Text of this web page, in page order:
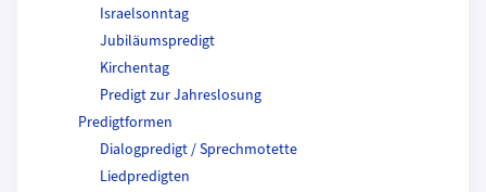
Israelsonntag
Jubiläumspredigt
Kirchentag
Predigt zur Jahreslosung
Predigtformen
Dialogpredigt / Sprechmotette
Liedpredigten